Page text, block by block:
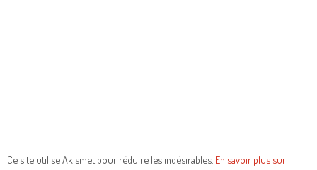
Ce site utilise Akismet pour réduire les indésirables. En savoir plus sur